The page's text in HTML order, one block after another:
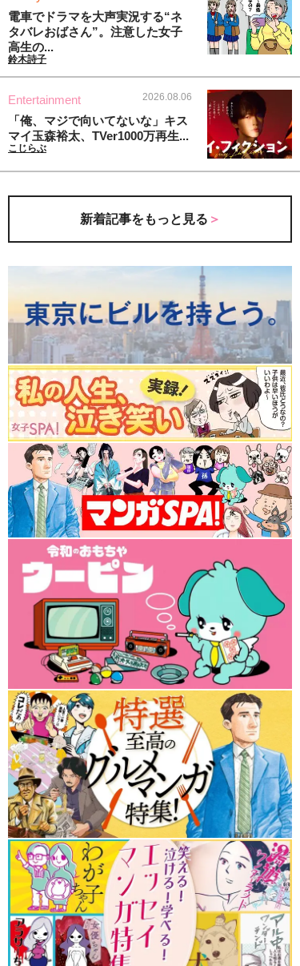
電車でドラマを大声実況する“ネ
タバレおばさん”。注意した女子
高生の...
鈴木詩子
Entertainment 2026.08.06
「俺、マジで向いてないな」キス
マイ玉森裕太、TVer1000万再生...
こじらぶ
新着記事をもっと見る